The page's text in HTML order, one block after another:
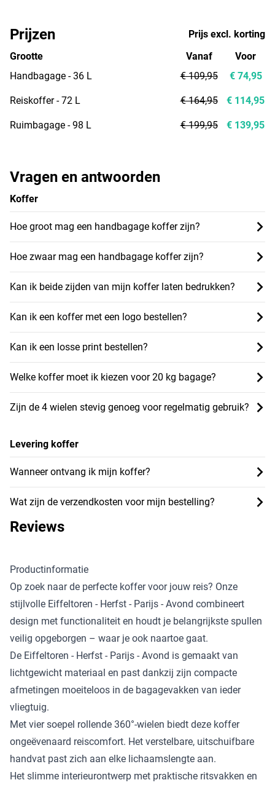
Vragen en antwoorden
Koffer
Hoe groot mag een handbagage koffer zijn?
Hoe zwaar mag een handbagage koffer zijn?
Kan ik beide zijden van mijn koffer laten bedrukken?
Kan ik een koffer met een logo bestellen?
Kan ik een losse print bestellen?
Welke koffer moet ik kiezen voor 20 kg bagage?
Zijn de 4 wielen stevig genoeg voor regelmatig gebruik?
Levering koffer
Wanneer ontvang ik mijn koffer?
Wat zijn de verzendkosten voor mijn bestelling?
Prijzen
Prijs excl. korting
Grootte
Handbagage - 36 L
Reiskoffer - 72 L
Ruimbagage - 98 L
Vanaf
€ 109,95
€ 164,95
€ 199,95
Voor
€ 74,95
€ 114,95
€ 139,95
Reviews
Productinformatie
Op zoek naar de perfecte koffer voor jouw reis? Onze
stijlvolle Eiffeltoren - Herfst - Parijs - Avond combineert
design met functionaliteit en houdt je belangrijkste spullen
veilig opgeborgen – waar je ook naartoe gaat.
De Eiffeltoren - Herfst - Parijs - Avond is gemaakt van
lichtgewicht materiaal en past dankzij zijn compacte
afmetingen moeiteloos in de bagagevakken van ieder
vliegtuig.
Met vier soepel rollende 360°-wielen biedt deze koffer
ongeëvenaard reiscomfort. Het verstelbare, uitschuifbare
handvat past zich aan elke lichaamslengte aan.
Het slimme interieurontwerp met praktische ritsvakken en